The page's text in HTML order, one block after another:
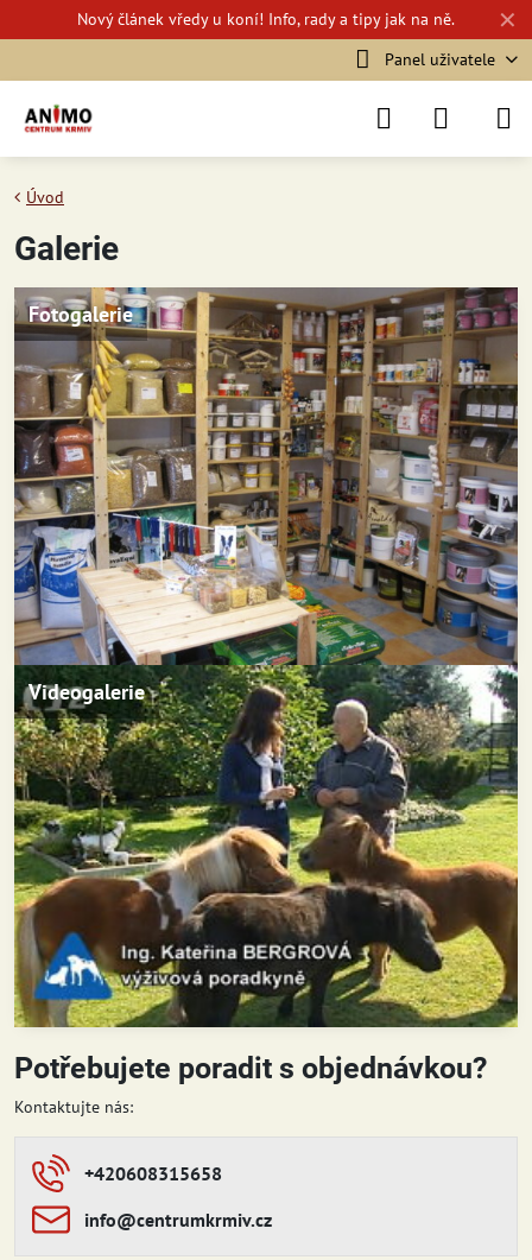
✕
Novýčlánek vředy u koní! Info, rady a tipy jak na ně.
Panel uživatele
Úvod
Galerie
Fotogalerie
Videogalerie
Potřebujete poradit s objednávkou?
Kontaktujte nás:
+420608315658
info​​@centrumkrmiv​​.cz